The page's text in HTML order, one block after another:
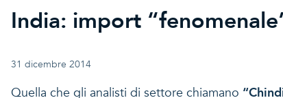
India: import
31 dicembre 2014
Quella che gli analisti di settore chiamano